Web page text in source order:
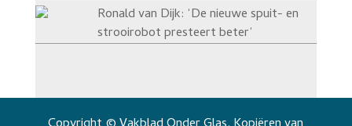
Ronald van Dijk: ‘De nieuwe spuit- en
strooirobot presteert beter’